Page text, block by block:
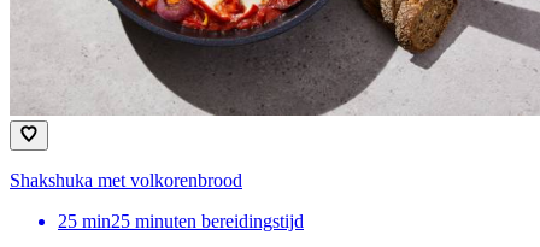
Shakshuka met volkorenbrood
25 min25 minuten bereidingstijd